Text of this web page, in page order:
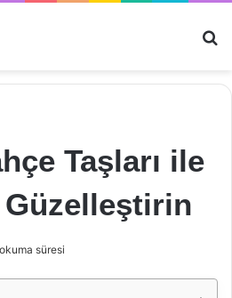
Taşları ile
süresi